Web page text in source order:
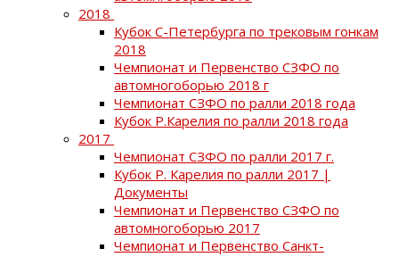
2018
Кубок С-Петербурга по трековым гонкам
2018
Чемпионат и Первенство СЗФО по
автомногоборью 2018 г
Чемпионат СЗФО по ралли 2018 года
Кубок Р.Карелия по ралли 2018 года
2017
Чемпионат СЗФО по ралли 2017 г.
Кубок Р. Карелия по ралли 2017 |
Документы
Чемпионат и Первенство СЗФО по
автомногоборью 2017
Чемпионат и Первенство Санкт-